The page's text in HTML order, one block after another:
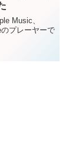
Music、
プレーヤーで